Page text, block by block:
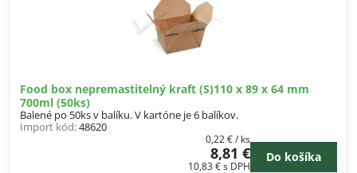
Food box nepremastitelný kraft (S)110 x 89 x 64 mm
700ml (50ks)
Balené po 50ks v balíku. V kartóne je 6 balíkov.
Import kód:48620
8,81 €
10,83 €s DPH
0,22 €/ ks
Do košíka